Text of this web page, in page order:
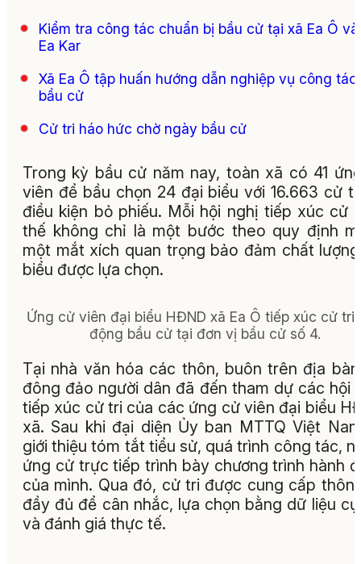
Kiểm tra công tác chuẩn bị bầu cử tại xã Ea Ô
Ea Kar
Xã Ea Ô tập huấn hướng dẫn nghiệp vụ công tác
bầu cử
Cử tri háo hức chờ ngày bầu cử
Trong kỳ bầu cử năm nay, toàn xã có 41
viên để bầu chọn 24 đại biểu với 16.663 cử
điều kiện bỏ phiếu. Mỗi hội nghị tiếp xúc cử
thế không chỉ là một bước theo quy định
một mắt xích quan trọng bảo đảm chất
biểu được lựa chọn.
Ứng cử viên đại biểu HĐND xã Ea Ô tiếp xúc cử tri
động bầu cử tại đơn vị bầu cử số 4.
Tại nhà văn hóa các thôn, buôn trên địa
đông đảo người dân đã đến tham dự các hội
tiếp xúc cử tri của các ứng cử viên đại biểu
xã. Sau khi đại diện Ủy ban MTTQ Việt
giới thiệu tóm tắt tiểu sử, quá trình công tác,
ứng cử trực tiếp trình bày chương trình hành
của mình. Qua đó, cử tri được cung cấp
đầy đủ để cân nhắc, lựa chọn bằng dữ liệu
và đánh giá thực tế.